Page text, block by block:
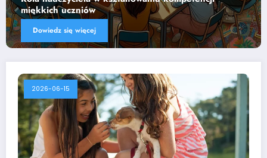
Wpływ technologii na efektywność nauczania
Dowiedz się więcej
2026-06-15